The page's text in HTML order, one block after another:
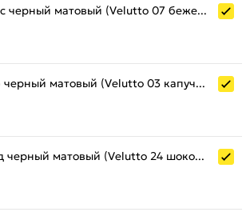
Стул Лукас черный матовый (Velutto 07 бежевый)
Стул Граф черный матовый (Velutto 03 капучино)
Стул Фред черный матовый (Velutto 24 шоколад)